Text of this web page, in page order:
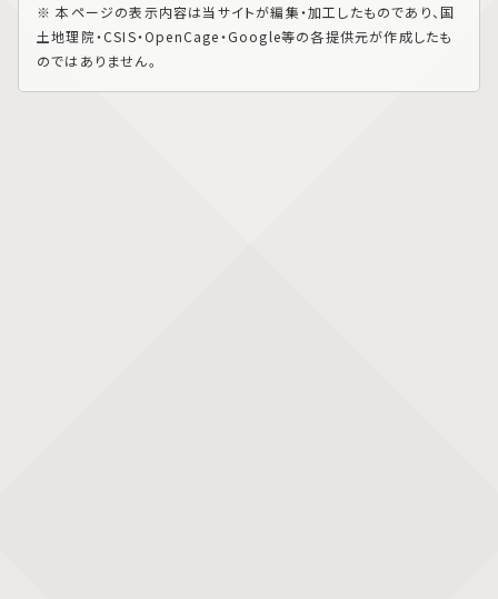
※ 本ページの表示内容は当サイトが編集・加工したものであり、国
土地理院・CSIS・OpenCage・Google等の各提供元が作成したも
のではありません。